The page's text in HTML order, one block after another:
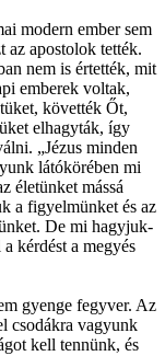
modern ember sem
az apostolok tették.
nem is értették, mit
emberek voltak,
követték Őt,
elhagyták, így
„Jézus minden
látókörében mi
életünket mássá
a figyelmünket és az
De mi hagyjuk-
kérdést a megyés
gyenge fegyver. Az
csodákra vagyunk
kell tennünk, és